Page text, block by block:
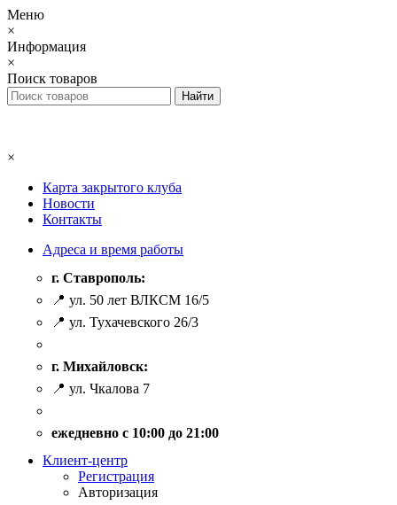
Меню
×
Информация
×
Поиск товаров
×
Карта закрытого клуба
Новости
Контакты
Адреса и время работы
г. Ставрополь:
📍 ул. 50 лет ВЛКСМ 16/5
📍 ул. Тухачевского 26/3
г. Михайловск:
📍 ул. Чкалова 7
ежедневно с 10:00 до 21:00
Клиент-центр
Регистрация
Авторизация